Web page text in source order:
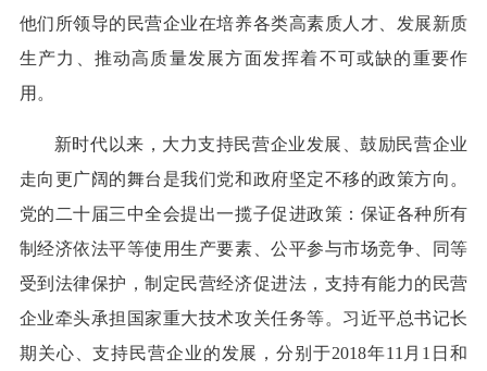
他们所领导的民营企业在培养各类高素质人才、发展新质
生产力、推动高质量发展方面发挥着不可或缺的重要作
用。
新时代以来，大力支持民营企业发展、鼓励民营企业
走向更广阔的舞台是我们党和政府坚定不移的政策方向。
党的二十届三中全会提出一揽子促进政策：保证各种所有
制经济依法平等使用生产要素、公平参与市场竞争、同等
受到法律保护，制定民营经济促进法，支持有能力的民营
企业牵头承担国家重大技术攻关任务等。习近平总书记长
期关心、支持民营企业的发展，分别于2018年11月1日和